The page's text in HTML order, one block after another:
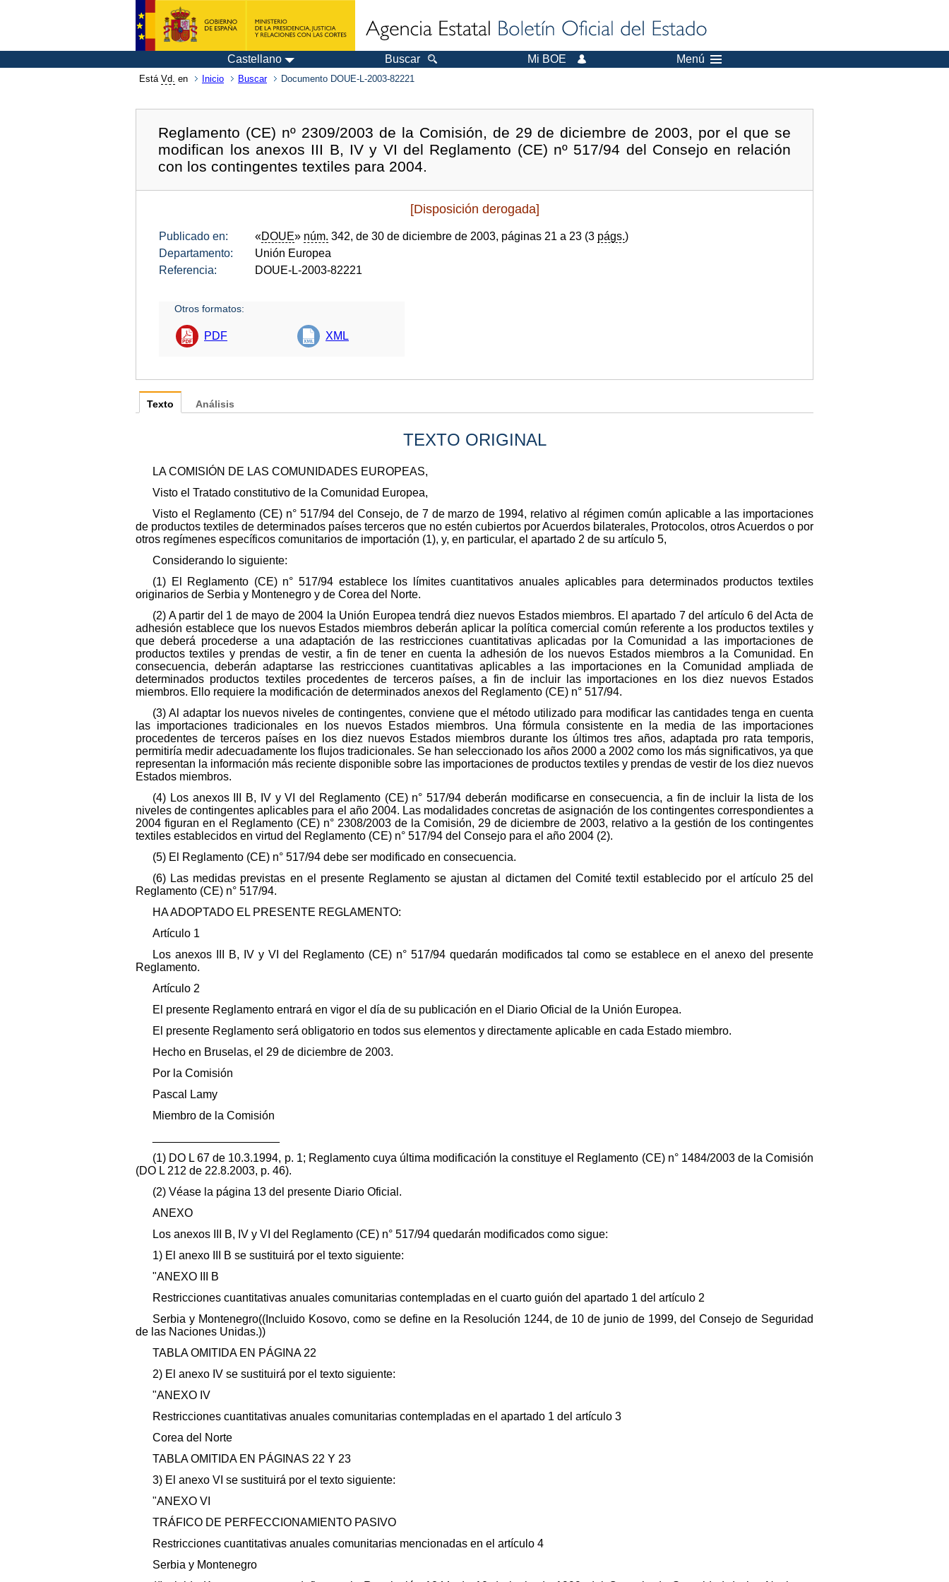
Castellano Buscar Mi BOE Menú
Está Vd. en Inicio Buscar Documento DOUE-L-2003-82221
Reglamento (CE) nº 2309/2003 de la Comisión, de 29 de diciembre de 2003, por el que se
modifican los anexos III B, IV y VI del Reglamento (CE) nº 517/94 del Consejo en relación
con los contingentes textiles para 2004.
[Disposición derogada]
Publicado en: «DOUE» núm. 342, de 30 de diciembre de 2003, páginas 21 a 23 (3 págs.)
Departamento:
Unión Europea
Referencia:
DOUE-L-2003-82221
Otros formatos:
PDF XML
Texto
TEXTO ORIGINAL
LA COMISIÓN DE LAS COMUNIDADES EUROPEAS,
Visto el Tratado constitutivo de la Comunidad Europea,
Visto el Reglamento (CE) n° 517/94 del Consejo, de 7 de marzo de 1994, relativo al régimen común aplicable a las importaciones
de productos textiles de determinados países terceros que no estén cubiertos por Acuerdos bilaterales, Protocolos, otros Acuerdos o por
otros regímenes específicos comunitarios de importación (1), y, en particular, el apartado 2 de su artículo 5,
Considerando lo siguiente:
(1) El Reglamento (CE) n° 517/94 establece los límites cuantitativos anuales aplicables para determinados productos textiles
originarios de Serbia y Montenegro y de Corea del Norte.
(2) A partir del 1 de mayo de 2004 la Unión Europea tendrá diez nuevos Estados miembros. El apartado 7 del artículo 6 del Acta de
adhesión establece que los nuevos Estados miembros deberán aplicar la política comercial común referente a los productos textiles y
que deberá procederse a una adaptación de las restricciones cuantitativas aplicadas por la Comunidad a las importaciones de
productos textiles y prendas de vestir, a fin de tener en cuenta la adhesión de los nuevos Estados miembros a la Comunidad. En
consecuencia, deberán adaptarse las restricciones cuantitativas aplicables a las importaciones en la Comunidad ampliada de
determinados productos textiles procedentes de terceros países, a fin de incluir las importaciones en los diez nuevos Estados
miembros. Ello requiere la modificación de determinados anexos del Reglamento (CE) n° 517/94.
(3) Al adaptar los nuevos niveles de contingentes, conviene que el método utilizado para modificar las cantidades tenga en cuenta
las importaciones tradicionales en los nuevos Estados miembros. Una fórmula consistente en la media de las importaciones
procedentes de terceros países en los diez nuevos Estados miembros durante los últimos tres años, adaptada pro rata temporis,
permitiría medir adecuadamente los flujos tradicionales. Se han seleccionado los años 2000 a 2002 como los más significativos, ya que
representan la información más reciente disponible sobre las importaciones de productos textiles y prendas de vestir de los diez nuevos
Estados miembros.
(4) Los anexos III B, IV y VI del Reglamento (CE) n° 517/94 deberán modificarse en consecuencia, a fin de incluir la lista de los
niveles de contingentes aplicables para el año 2004. Las modalidades concretas de asignación de los contingentes correspondientes a
2004 figuran en el Reglamento (CE) n° 2308/2003 de la Comisión, 29 de diciembre de 2003, relativo a la gestión de los contingentes
textiles establecidos en virtud del Reglamento (CE) n° 517/94 del Consejo para el año 2004 (2).
(5) El Reglamento (CE) n° 517/94 debe ser modificado en consecuencia.
(6) Las medidas previstas en el presente Reglamento se ajustan al dictamen del Comité textil establecido por el artículo 25 del
Reglamento (CE) n° 517/94.
HA ADOPTADO EL PRESENTE REGLAMENTO:
Artículo 1
Los anexos III B, IV y VI del Reglamento (CE) n° 517/94 quedarán modificados tal como se establece en el anexo del presente
Reglamento.
Artículo 2
El presente Reglamento entrará en vigor el día de su publicación en el Diario Oficial de la Unión Europea.
El presente Reglamento será obligatorio en todos sus elementos y directamente aplicable en cada Estado miembro.
Hecho en Bruselas, el 29 de diciembre de 2003.
Por la Comisión
Pascal Lamy
Miembro de la Comisión
(1) DO L 67 de 10.3.1994, p. 1; Reglamento cuya última modificación la constituye el Reglamento (CE) n° 1484/2003 de la Comisión
(DO L 212 de 22.8.2003, p. 46).
(2) Véase la página 13 del presente Diario Oficial.
ANEXO
Los anexos III B, IV y VI del Reglamento (CE) n° 517/94 quedarán modificados como sigue:
1) El anexo III B se sustituirá por el texto siguiente:
"ANEXO III B
Restricciones cuantitativas anuales comunitarias contempladas en el cuarto guión del apartado 1 del artículo 2
Serbia y Montenegro((Incluido Kosovo, como se define en la Resolución 1244, de 10 de junio de 1999, del Consejo de Seguridad
de las Naciones Unidas.))
TABLA OMITIDA EN PÁGINA 22
2) El anexo IV se sustituirá por el texto siguiente:
"ANEXO IV
Restricciones cuantitativas anuales comunitarias contempladas en el apartado 1 del artículo 3
Corea del Norte
TABLA OMITIDA EN PÁGINAS 22 Y 23
3) El anexo VI se sustituirá por el texto siguiente:
"ANEXO VI
TRÁFICO DE PERFECCIONAMIENTO PASIVO
Restricciones cuantitativas anuales comunitarias mencionadas en el artículo 4
Serbia y Montenegro
Análisis